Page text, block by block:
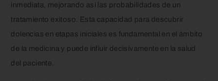
inmediata, mejorando así las probabilidades de un
tratamiento exitoso. Esta capacidad para descubrir
dolencias en etapas iniciales es fundamental en el ámbito
de la medicina y puede influir decisivamente en la salud
del paciente.